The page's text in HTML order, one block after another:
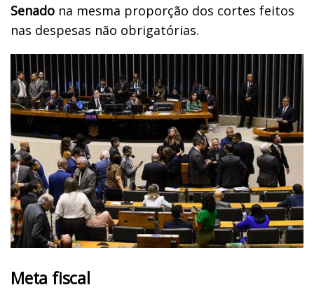
Senado na mesma proporção dos cortes feitos
nas despesas não obrigatórias.
Meta fiscal